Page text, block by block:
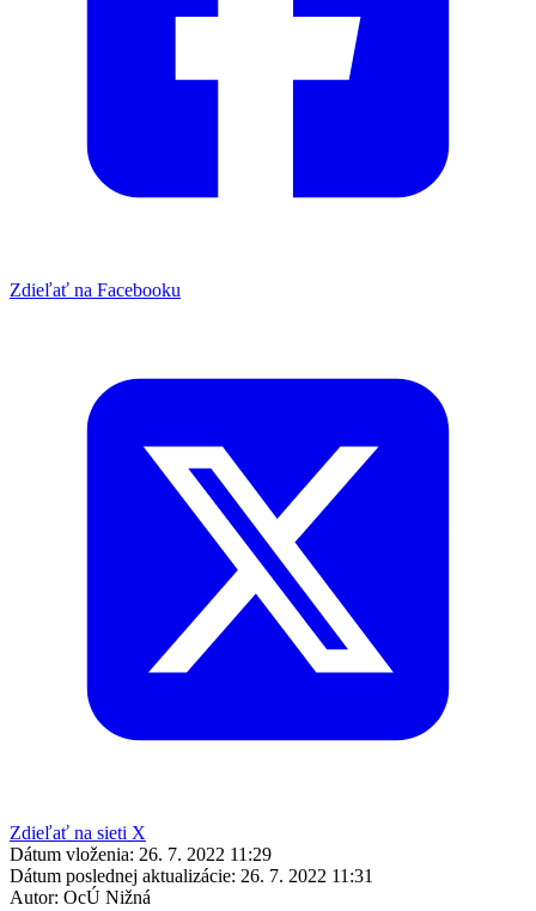
Zdieľať na Facebooku
Zdieľať na sieti X
Dátum vloženia: 26. 7. 2022 11:29
Dátum poslednej aktualizácie: 26. 7. 2022 11:31
Autor: OcÚ Nižná